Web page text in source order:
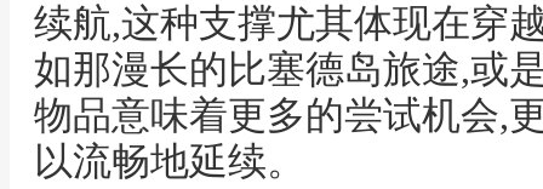
续航,这种支撑尤其体现在穿
如那漫长的比塞德岛旅途,或
物品意味着更多的尝试机会,
以流畅地延续。